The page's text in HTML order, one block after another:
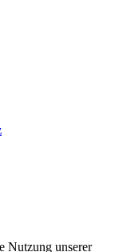
Nutzung unserer